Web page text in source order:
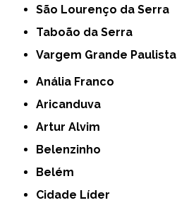
São Lourenço da Serra
Taboão da Serra
Vargem Grande Paulista
Anália Franco
Aricanduva
Artur Alvim
Belenzinho
Belém
Cidade Líder